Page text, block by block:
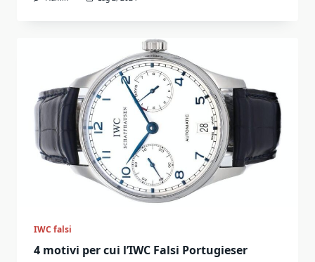
IWC falsi
4 motivi per cui l’IWC Falsi Portugieser